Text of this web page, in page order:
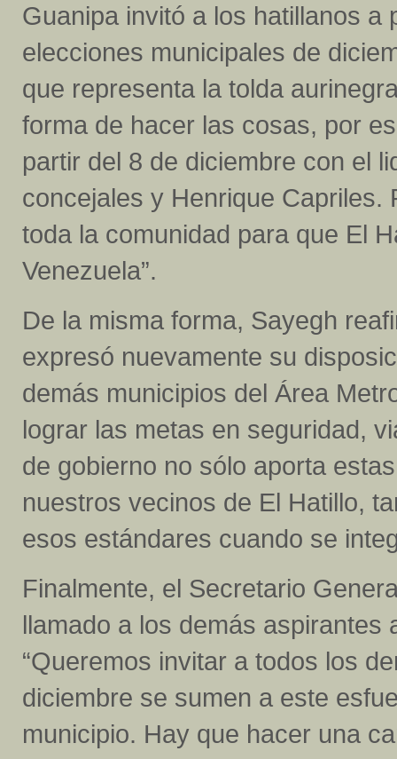
Guanipa invitó a los hatillanos
elecciones municipales de
que representa la tolda
forma de hacer las cosas, por
partir del 8 de diciembre con el
concejales y Henrique
toda la comunidad para que El
Venezuela”.
De la misma forma, Sayegh
expresó nuevamente su
demás municipios del Área
lograr las metas en seguridad,
de gobierno no sólo aporta
nuestros vecinos de El Hatillo,
esos estándares cuando se
Finalmente, el Secretario
llamado a los demás
“Queremos invitar a todos los
diciembre se sumen a este
municipio. Hay que hacer una